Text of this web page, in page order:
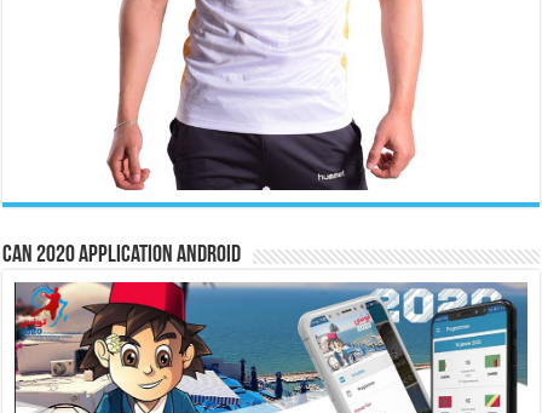
CAN 2020 Application Android